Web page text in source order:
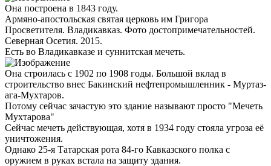
Она построена в 1843 году.
Армяно-апостольская святая церковь им Григора
Просветителя. Владикавказ. Фото достопримечательностей.
Северная Осетия. 2015.
Есть во Владикавказе и суннитская мечеть.
Она строилась с 1902 по 1908 годы. Большой вклад в
строительство внес Бакинский нефтепромышленник - Муртаз-
ага-Мухтаров.
Потому сейчас зачастую это здание называют просто "Мечеть
Мухтарова"
Сейчас мечеть действующая, хотя в 1934 году стояла угроза её
уничтожения.
Однако 25-я Татарская рота 84-го Кавказского полка с
оружием в руках встала на защиту здания.